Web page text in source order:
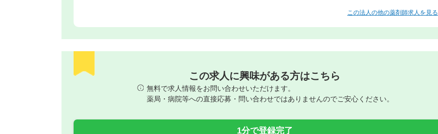
この法人の他の薬剤師求人を見る
この求人に興味がある方はこちら
無料で求人情報をお問い合わせいただけます。
薬局・病院等への直接応募・問い合わせではありませんのでご安心ください。
1分で登録完了